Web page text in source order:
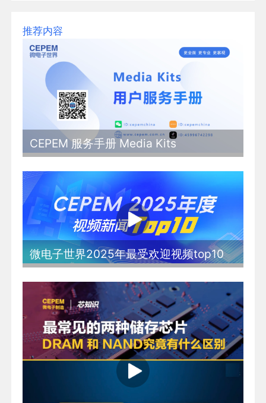
推荐内容
CEPEM 服务手册 Media Kits
微电子世界2025年最受欢迎视频top10